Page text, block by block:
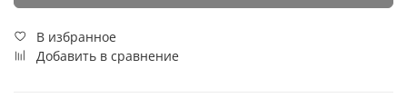
В избранное
Добавить в сравнение